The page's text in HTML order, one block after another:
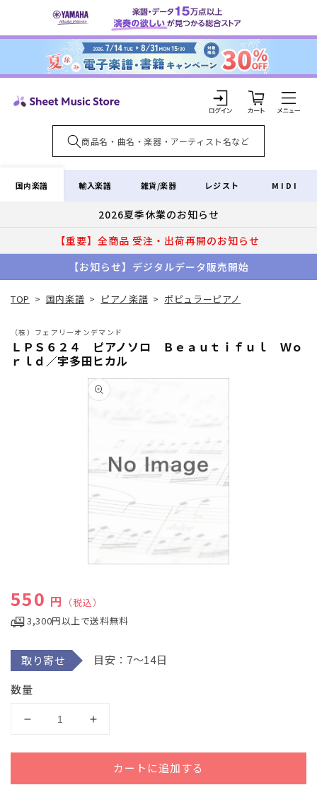
ンツに
ロ
グ
イ
カ
ー
ト
国内楽譜 輸入楽譜 雑貨/楽器 レジスト MIDI
2026夏季休業のお知らせ
【重要】全商品 受注・出荷再開のお知らせ
【お知らせ】デジタルデータ販売開始
TOP > 国内楽譜 > ピアノ楽譜 > ポピュラーピアノ
（株）フェアリーオンデマンド
ＬＰＳ６２４ ピアノソロ Ｂｅａｕｔｉｆｕｌ Ｗｏ
ｒｌｄ／宇多田ヒカル
商品情
報にス
キップ
ル
で
ィ
く
通常価格
550 円
（税込）
3,300円以上で送料無料
取り寄せ
目安：7～14日
数量
Ｌ
カートに追加する